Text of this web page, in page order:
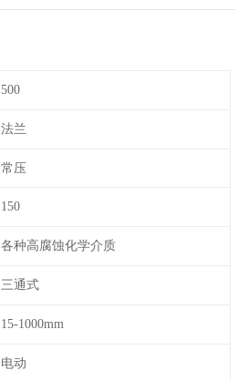
500
法兰
常压
150
各种高腐蚀化学介质
三通式
15-1000mm
电动